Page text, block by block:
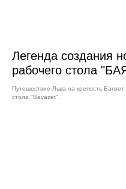
Легенда создания
рабочего стола
Путешествие Льва на крепость
стола "Bayazet".